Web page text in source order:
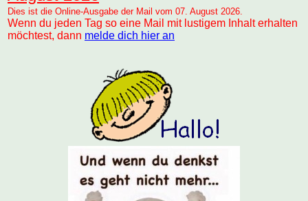
Dies ist die Online-Ausgabe der Mail vom 07. August 2026.
Wenn du jeden Tag so eine Mail mit lustigem Inhalt erhalten
möchtest, dann melde dich hier an